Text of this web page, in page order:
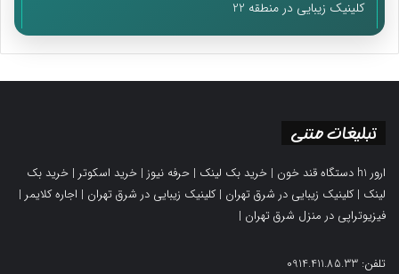
کلینیک زیبایی در منطقه 22
تبلیغات متنی
ارور h1 دستگاه قند خون | خرید بک لینک | حرفه نیوز | خرید اسکوتر | خرید بک
لینک |کلینیک زیبایی در شرق تهران |کلینیک زیبایی در شرق تهران | اجاره کلایمر |
فیزیوتراپی در منزل شرق تهران |
تلفن: 0914.411.85.33